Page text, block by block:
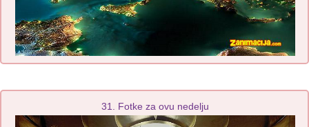
31. Fotke za ovu nedelju